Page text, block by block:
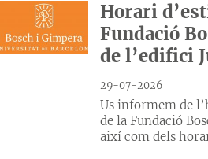
Horari
Fundació
de l’edifici
29-07-2026
Us informem de
de la Fundació
així com dels